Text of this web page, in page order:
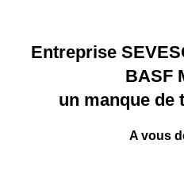
Entreprise
BASF
un manque de
A vous